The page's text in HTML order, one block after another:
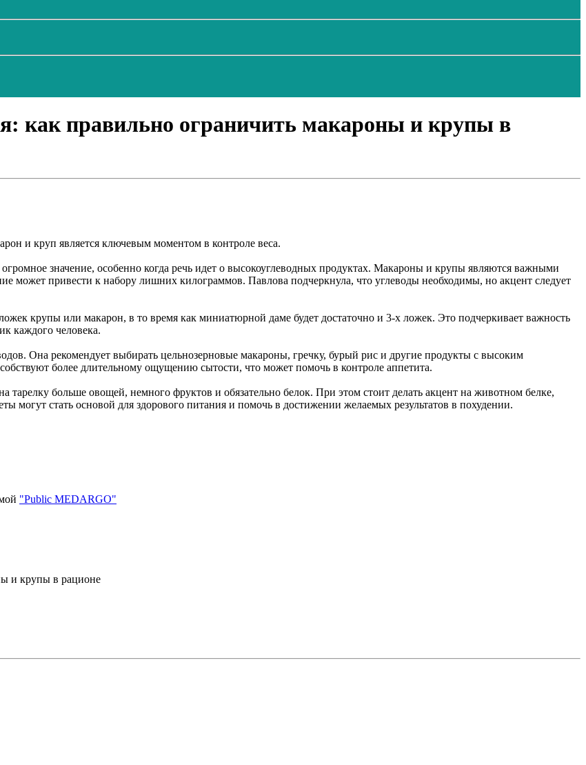
как правильно ограничить макароны и крупы в
и круп является ключевым моментом в контроле веса.
значение, особенно когда речь идет о высокоуглеводных продуктах. Макароны и крупы являются важными
может привести к набору лишних килограммов. Павлова подчеркнула, что углеводы необходимы, но акцент следует
крупы или макарон, в то время как миниатюрной даме будет достаточно и 3-х ложек. Это подчеркивает важность
каждого человека.
Она рекомендует выбирать цельнозерновые макароны, гречку, бурый рис и другие продукты с высоким
более длительному ощущению сытости, что может помочь в контроле аппетита.
тарелку больше овощей, немного фруктов и обязательно белок. При этом стоит делать акцент на животном белке,
могут стать основой для здорового питания и помочь в достижении желаемых результатов в похудении.
"Public MEDARGO"
и крупы в рационе